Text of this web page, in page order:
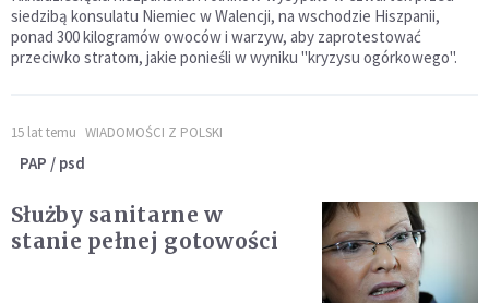
siedzibą konsulatu Niemiec w Walencji, na wschodzie Hiszpanii,
ponad 300 kilogramów owoców i warzyw, aby zaprotestować
przeciwko stratom, jakie ponieśli w wyniku "kryzysu ogórkowego".
15 lat temu WIADOMOŚCI Z POLSKI
PAP / psd
Służby sanitarne w
stanie pełnej gotowości